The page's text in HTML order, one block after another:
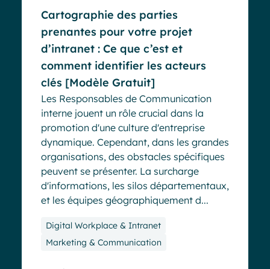
Cartographie des parties
prenantes pour votre projet
d’intranet : Ce que c’est et
comment identifier les acteurs
clés [Modèle Gratuit]
Les Responsables de Communication
interne jouent un rôle crucial dans la
promotion d'une culture d'entreprise
dynamique. Cependant, dans les grandes
organisations, des obstacles spécifiques
peuvent se présenter. La surcharge
d'informations, les silos départementaux,
et les équipes géographiquement d...
Digital Workplace & Intranet
Marketing & Communication